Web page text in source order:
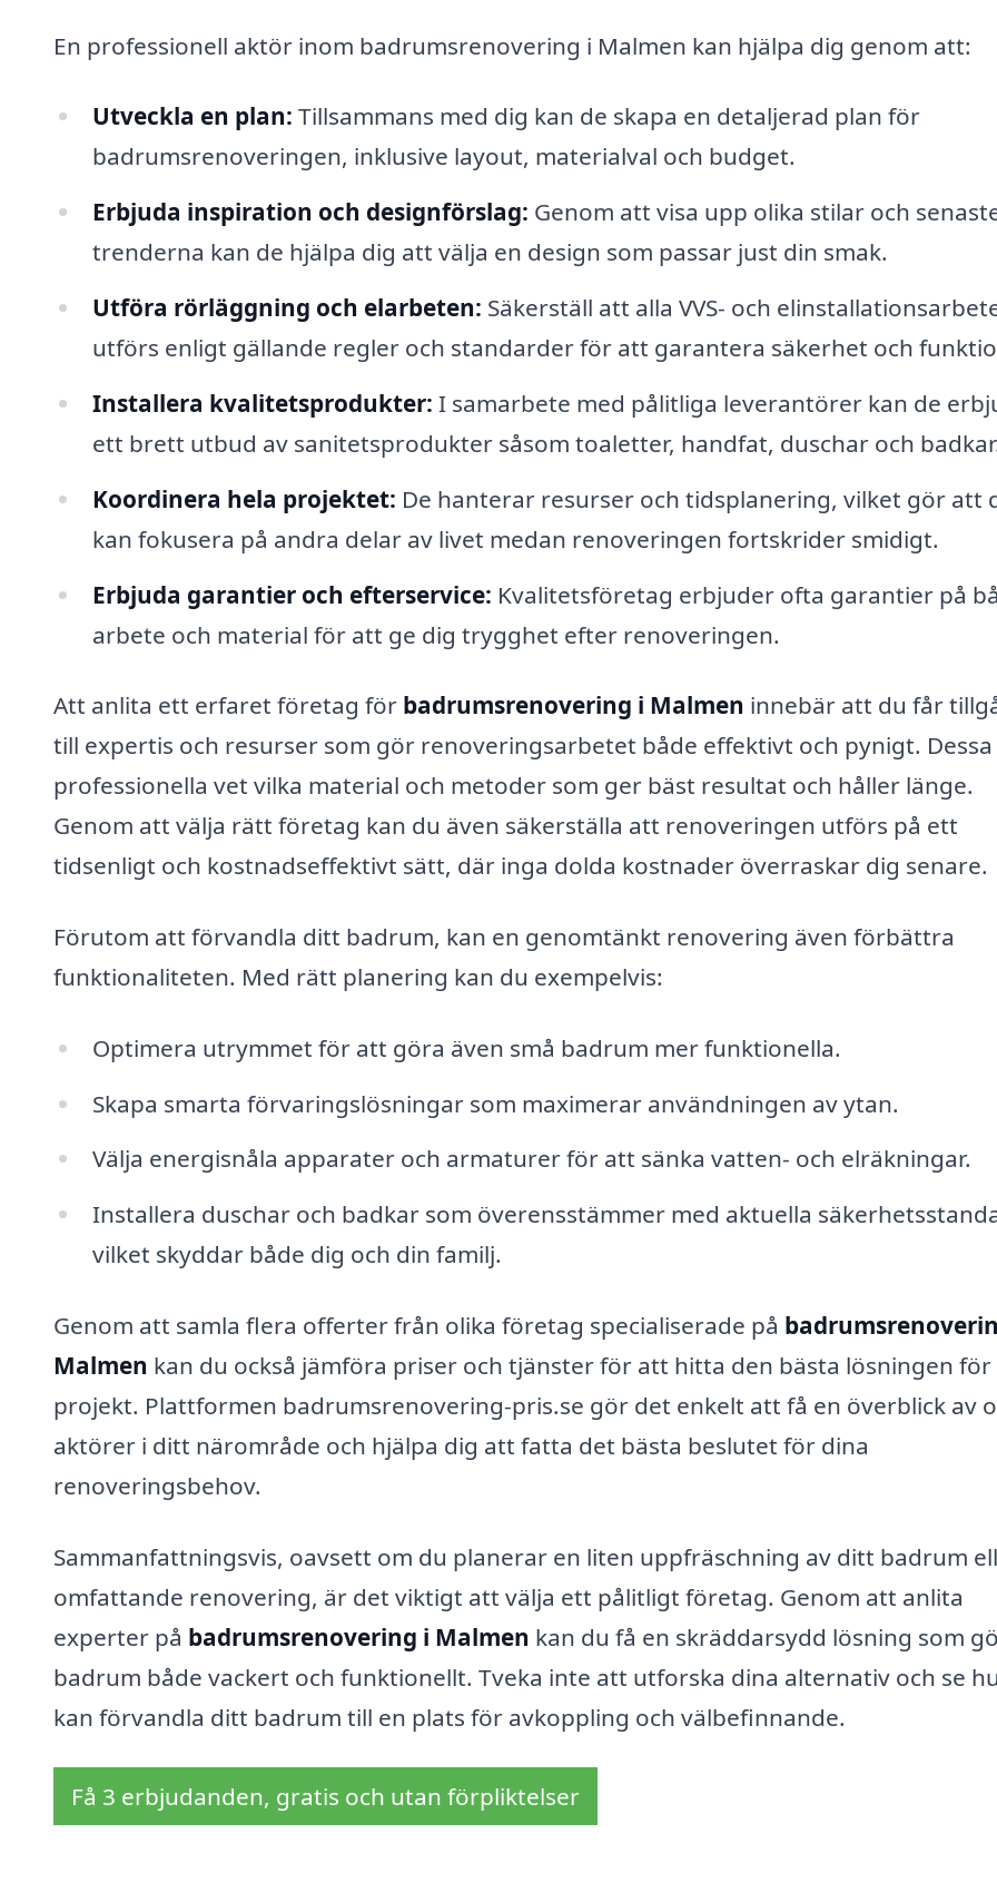
En professionell aktör inom badrumsrenovering i Malmen kan hjälpa dig genom att:
Utveckla en plan: Tillsammans med dig kan de skapa en detaljerad plan för
badrumsrenoveringen, inklusive layout, materialval och budget.
Erbjuda inspiration och designförslag: Genom att visa upp olika stilar och
trenderna kan de hjälpa dig att välja en design som passar just din smak.
Utföra rörläggning och elarbeten: Säkerställ att alla VVS- och
utförs enligt gällande regler och standarder för att garantera säkerhet och
Installera kvalitetsprodukter: I samarbete med pålitliga leverantörer kan de
ett brett utbud av sanitetsprodukter såsom toaletter, handfat, duschar och
Koordinera hela projektet: De hanterar resurser och tidsplanering, vilket gör att
kan fokusera på andra delar av livet medan renoveringen fortskrider smidigt.
Erbjuda garantier och efterservice: Kvalitetsföretag erbjuder ofta garantier på
arbete och material för att ge dig trygghet efter renoveringen.
Att anlita ett erfaret företag för badrumsrenovering i Malmen innebär att du får
till expertis och resurser som gör renoveringsarbetet både effektivt och pynigt. Dessa
professionella vet vilka material och metoder som ger bäst resultat och håller länge.
Genom att välja rätt företag kan du även säkerställa att renoveringen utförs på ett
tidsenligt och kostnadseffektivt sätt, där inga dolda kostnader överraskar dig senare.
Förutom att förvandla ditt badrum, kan en genomtänkt renovering även förbättra
funktionaliteten. Med rätt planering kan du exempelvis:
Optimera utrymmet för att göra även små badrum mer funktionella.
Skapa smarta förvaringslösningar som maximerar användningen av ytan.
Välja energisnåla apparater och armaturer för att sänka vatten- och elräkningar.
Installera duschar och badkar som överensstämmer med aktuella
vilket skyddar både dig och din familj.
Genom att samla flera offerter från olika företag specialiserade på
Malmen kan du också jämföra priser och tjänster för att hitta den bästa lösningen
projekt. Plattformen badrumsrenovering-pris.se gör det enkelt att få en överblick av
aktörer i ditt närområde och hjälpa dig att fatta det bästa beslutet för dina
renoveringsbehov.
Sammanfattningsvis, oavsett om du planerar en liten uppfräschning av ditt badrum
omfattande renovering, är det viktigt att välja ett pålitligt företag. Genom att anlita
experter på badrumsrenovering i Malmen kan du få en skräddarsydd lösning som
badrum både vackert och funktionellt. Tveka inte att utforska dina alternativ och se
kan förvandla ditt badrum till en plats för avkoppling och välbefinnande.
Få 3 erbjudanden, gratis och utan förpliktelser